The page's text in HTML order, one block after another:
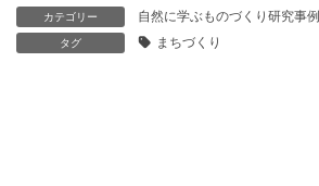
カテゴリー 自然に学ぶものづくり研究事例
タグ まちづくり